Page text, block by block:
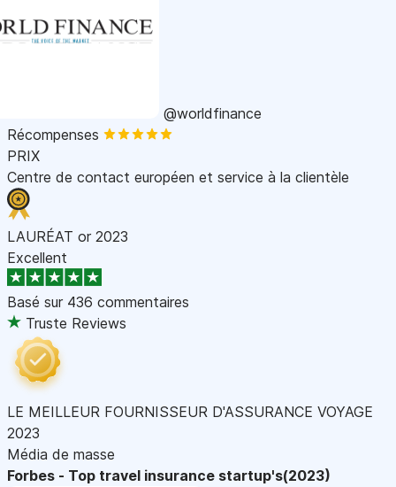
@worldfinance
Récompenses
PRIX
Centre de contact européen et service à la clientèle
LAURÉAT or 2023
Excellent
Basé sur 436 commentaires
Truste Reviews
LE MEILLEUR FOURNISSEUR D'ASSURANCE VOYAGE
2023
Média de masse
Forbes - Top travel insurance startup's(2023)